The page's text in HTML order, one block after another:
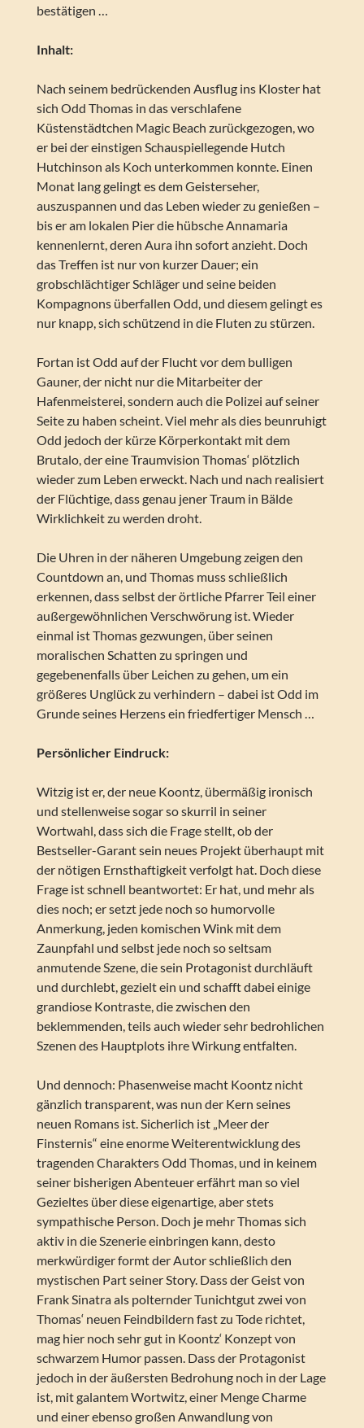
bestätigen …
Inhalt:
Nach seinem bedrückenden Ausflug ins Kloster hat
sich Odd Thomas in das verschlafene
Küstenstädtchen Magic Beach zurückgezogen, wo
er bei der einstigen Schauspiellegende Hutch
Hutchinson als Koch unterkommen konnte. Einen
Monat lang gelingt es dem Geisterseher,
auszuspannen und das Leben wieder zu genießen –
bis er am lokalen Pier die hübsche Annamaria
kennenlernt, deren Aura ihn sofort anzieht. Doch
das Treffen ist nur von kurzer Dauer; ein
grobschlächtiger Schläger und seine beiden
Kompagnons überfallen Odd, und diesem gelingt es
nur knapp, sich schützend in die Fluten zu stürzen.
Fortan ist Odd auf der Flucht vor dem bulligen
Gauner, der nicht nur die Mitarbeiter der
Hafenmeisterei, sondern auch die Polizei auf seiner
Seite zu haben scheint. Viel mehr als dies beunruhigt
Odd jedoch der kürze Körperkontakt mit dem
Brutalo, der eine Traumvision Thomas‘ plötzlich
wieder zum Leben erweckt. Nach und nach realisiert
der Flüchtige, dass genau jener Traum in Bälde
Wirklichkeit zu werden droht.
Die Uhren in der näheren Umgebung zeigen den
Countdown an, und Thomas muss schließlich
erkennen, dass selbst der örtliche Pfarrer Teil einer
außergewöhnlichen Verschwörung ist. Wieder
einmal ist Thomas gezwungen, über seinen
moralischen Schatten zu springen und
gegebenenfalls über Leichen zu gehen, um ein
größeres Unglück zu verhindern – dabei ist Odd im
Grunde seines Herzens ein friedfertiger Mensch …
Persönlicher Eindruck:
Witzig ist er, der neue Koontz, übermäßig ironisch
und stellenweise sogar so skurril in seiner
Wortwahl, dass sich die Frage stellt, ob der
Bestseller-Garant sein neues Projekt überhaupt mit
der nötigen Ernsthaftigkeit verfolgt hat. Doch diese
Frage ist schnell beantwortet: Er hat, und mehr als
dies noch; er setzt jede noch so humorvolle
Anmerkung, jeden komischen Wink mit dem
Zaunpfahl und selbst jede noch so seltsam
anmutende Szene, die sein Protagonist durchläuft
und durchlebt, gezielt ein und schafft dabei einige
grandiose Kontraste, die zwischen den
beklemmenden, teils auch wieder sehr bedrohlichen
Szenen des Hauptplots ihre Wirkung entfalten.
Und dennoch: Phasenweise macht Koontz nicht
gänzlich transparent, was nun der Kern seines
neuen Romans ist. Sicherlich ist „Meer der
Finsternis“ eine enorme Weiterentwicklung des
tragenden Charakters Odd Thomas, und in keinem
seiner bisherigen Abenteuer erfährt man so viel
Gezieltes über diese eigenartige, aber stets
sympathische Person. Doch je mehr Thomas sich
aktiv in die Szenerie einbringen kann, desto
merkwürdiger formt der Autor schließlich den
mystischen Part seiner Story. Dass der Geist von
Frank Sinatra als polternder Tunichtgut zwei von
Thomas‘ neuen Feindbildern fast zu Tode richtet,
mag hier noch sehr gut in Koontz‘ Konzept von
schwarzem Humor passen. Dass der Protagonist
jedoch in der äußersten Bedrohung noch in der Lage
ist, mit galantem Wortwitz, einer Menge Charme
und einer ebenso großen Anwandlung von